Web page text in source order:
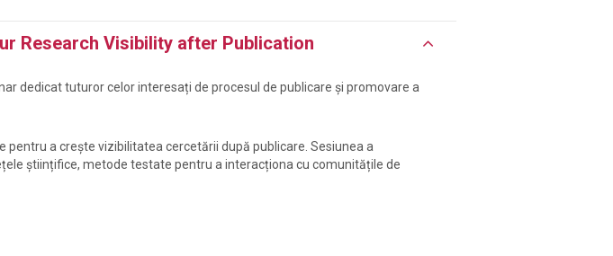
Research Visibility after Publication
dedicat tuturor celor interesați de procesul de publicare și promovare a
pentru a crește vizibilitatea cercetării după publicare. Sesiunea a
științifice, metode testate pentru a interacționa cu comunitățile de